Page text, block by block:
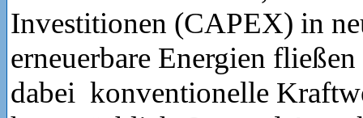
Investitionen (CAPEX) in
erneuerbare Energien
dabei konventionelle